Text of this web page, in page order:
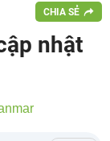
CHIA SẺ
nhật